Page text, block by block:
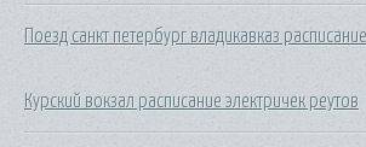
Поезд санкт петербург владикавказ
Курский вокзал расписание электричек реутов